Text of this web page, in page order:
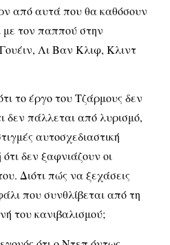
από αυτά που θα καθόσουν
με τον παππού στην
Λι Βαν Κλιφ, Κλιντ
το έργο του Τζάρμους δεν
δεν πάλλεται από λυρισμό,
αυτοσχεδιαστική
δεν ξαφνιάζουν οι
Διότι πώς να ξεχάσεις
που συνθλίβεται από τη
του κανιβαλισμού;